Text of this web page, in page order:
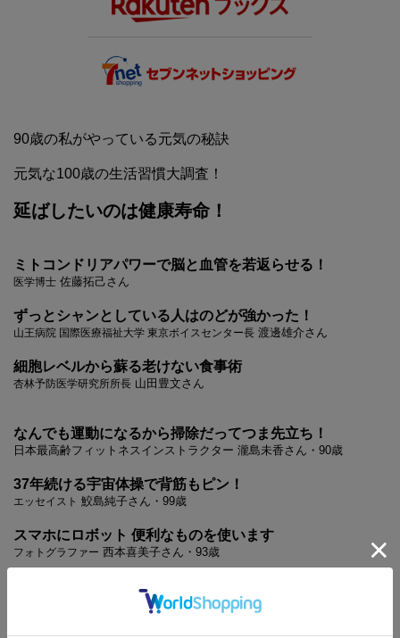
90歳の私がやっている元気の秘訣
元気な100歳の生活習慣大調査！
延ばしたいのは健康寿命！
ミトコンドリアパワーで脳と血管を若返らせる！
医学博士 佐藤拓己さん
ずっとシャンとしている人はのどが強かった！
山王病院 国際医療福祉大学 東京ボイスセンター長 渡邊雄介さん
細胞レベルから蘇る老けない食事術
杏林予防医学研究所所長 山田豊文さん
なんでも運動になるから掃除だってつま先立ち！
日本最高齢フィットネスインストラクター 瀧島未香さん・90歳
37年続ける宇宙体操で背筋もピン！
エッセイスト 鮫島純子さん・99歳
スマホにロボット 便利なものを使います
フォトグラファー 西本喜美子さん・93歳
99歳までシャンとしていた夫とこれから90歳を迎える私